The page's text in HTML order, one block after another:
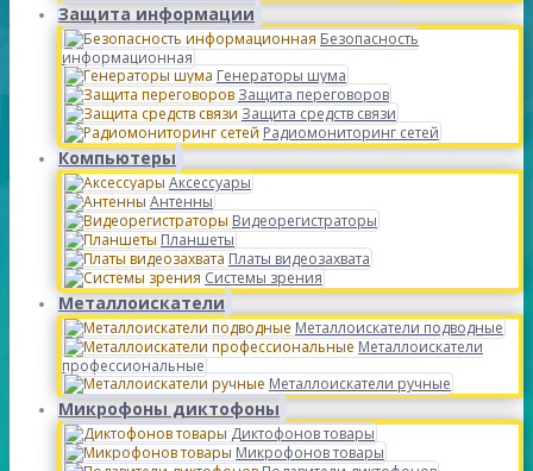
Защита информации
Безопасность
информационная
Генераторы шума
Защита переговоров
Защита средств связи
Радиомониторинг сетей
Компьютеры
Аксессуары
Антенны
Видеорегистраторы
Планшеты
Платы видеозахвата
Системы зрения
Металлоискатели
Металлоискатели подводные
Металлоискатели
профессиональные
Металлоискатели ручные
Микрофоны диктофоны
Диктофонов товары
Микрофонов товары